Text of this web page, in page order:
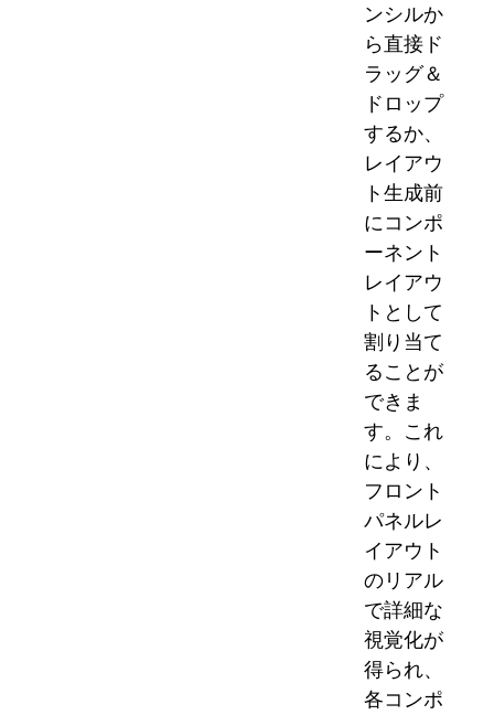
ンシルか
ら直接ド
ラッグ＆
ドロップ
するか、
レイアウ
ト生成前
にコンポ
ーネント
レイアウ
トとして
割り当て
ることが
できま
す。これ
により、
フロント
パネルレ
イアウト
のリアル
で詳細な
視覚化が
得られ、
各コンポ